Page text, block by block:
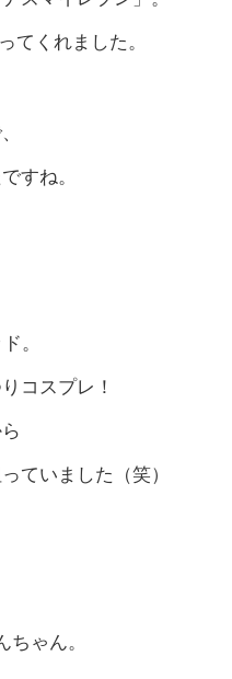
てくれました。
すね。
。
コスプレ！
ていました（笑）
ゃん。